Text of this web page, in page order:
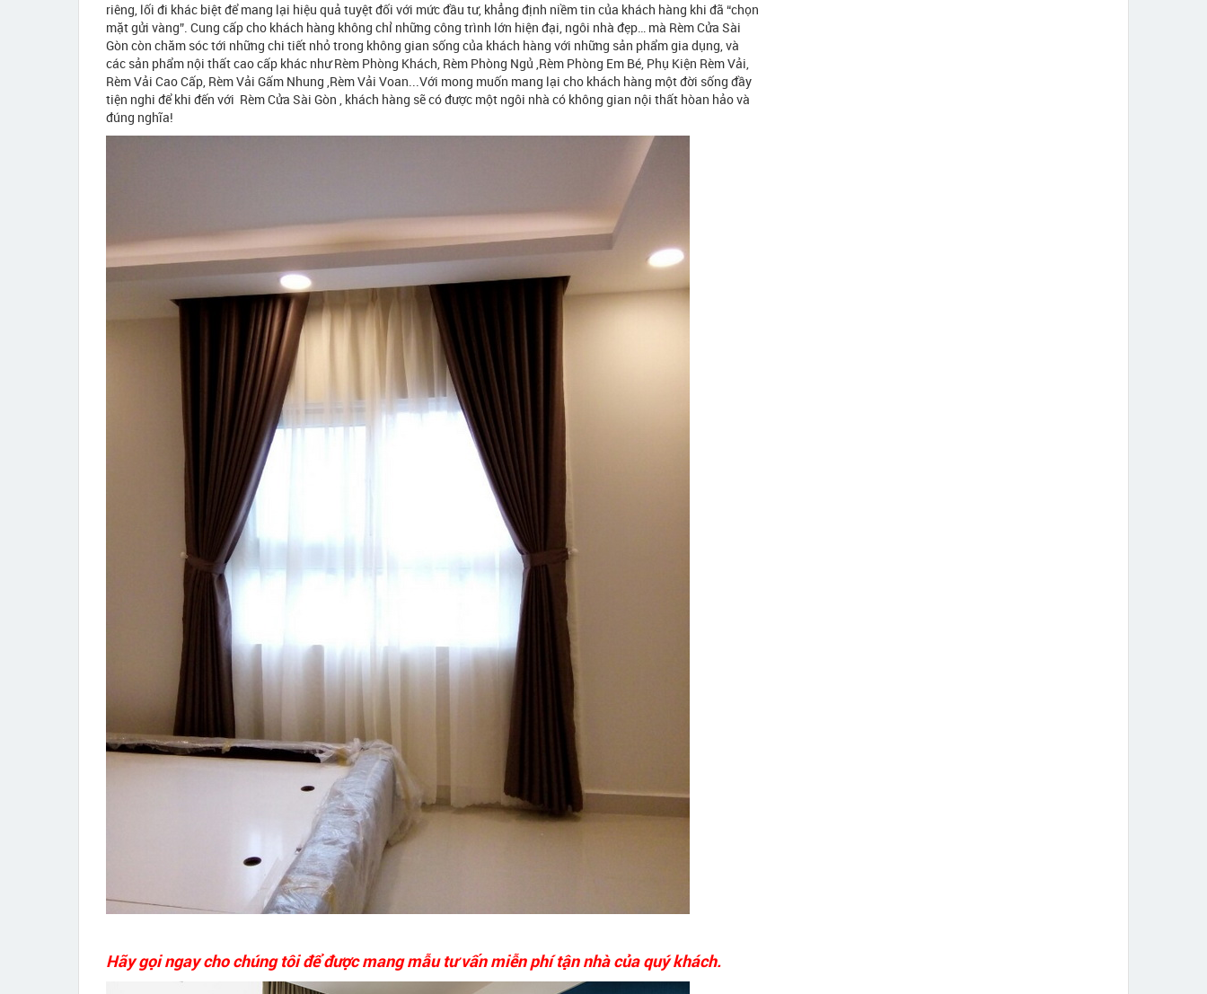
riêng, lối đi khác biệt để mang lại hiệu quả tuyệt đối với mức đầu tư, khẳng định niềm tin của khách hàng khi đã “chọn
mặt gửi vàng”. Cung cấp cho khách hàng không chỉ những công trình lớn hiện đại, ngôi nhà đẹp… mà Rèm Cửa Sài
Gòn còn chăm sóc tới những chi tiết nhỏ trong không gian sống của khách hàng với những sản phẩm gia dụng, và
các sản phẩm nội thất cao cấp khác như Rèm Phòng Khách, Rèm Phòng Ngủ ,Rèm Phòng Em Bé, Phụ Kiện Rèm Vải,
Rèm Vải Cao Cấp, Rèm Vải Gấm Nhung ,Rèm Vải Voan...Với mong muốn mang lại cho khách hàng một đời sống đầy
tiện nghi để khi đến với Rèm Cửa Sài Gòn , khách hàng sẽ có được một ngôi nhà có không gian nội thất hòan hảo và
đúng nghĩa!
Hãy gọi ngay cho chúng tôi để được mang mẫu tư vấn miễn phí tận nhà của quý khách.